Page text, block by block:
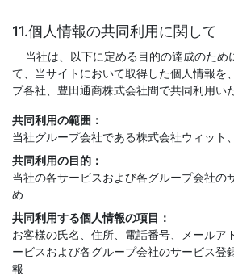
11.個人情報の共同利用に関して
当社は、以下に定める目的の達成のため
て、当サイトにおいて取得した個人情報を
プ各社、豊田通商株式会社間で共同利用い
共同利用の範囲：
当社グループ会社である株式会社ウィット
共同利用の目的：
当社の各サービスおよび各グループ会社の
め
共同利用する個人情報の項目：
お客様の氏名、住所、電話番号、メールア
ービスおよび各グループ会社のサービス登
報